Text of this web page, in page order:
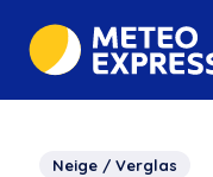
Neige / Verglas